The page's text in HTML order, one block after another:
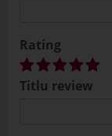
Rating
Titlu review